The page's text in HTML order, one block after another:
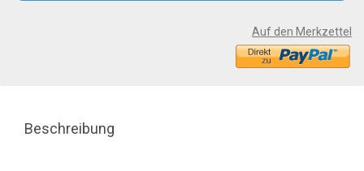
Auf den Merkzettel
Beschreibung